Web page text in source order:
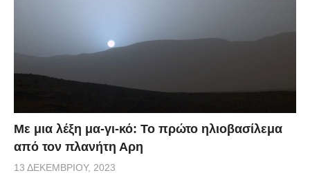
Με μια λέξη μα-γι-κό: Το πρώτο ηλιοβασίλεμα
από τον πλανήτη Αρη
13 ΔΕΚΕΜΒΡΊΟΥ, 2023